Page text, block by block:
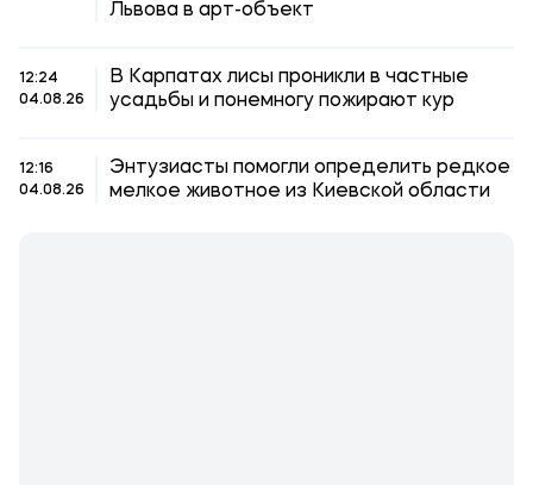
Львова в арт-объект
12:24
04.08.26
В Карпатах лисы проникли в частные
усадьбы и понемногу пожирают кур
12:16
04.08.26
Энтузиасты помогли определить редкое
мелкое животное из Киевской области